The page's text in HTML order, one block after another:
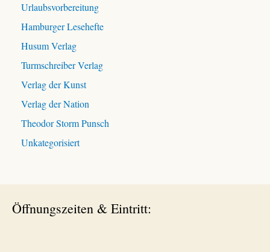
Urlaubsvorbereitung
Hamburger Lesehefte
Husum Verlag
Turmschreiber Verlag
Verlag der Kunst
Verlag der Nation
Theodor Storm Punsch
Unkategorisiert
Öffnungszeiten & Eintritt: